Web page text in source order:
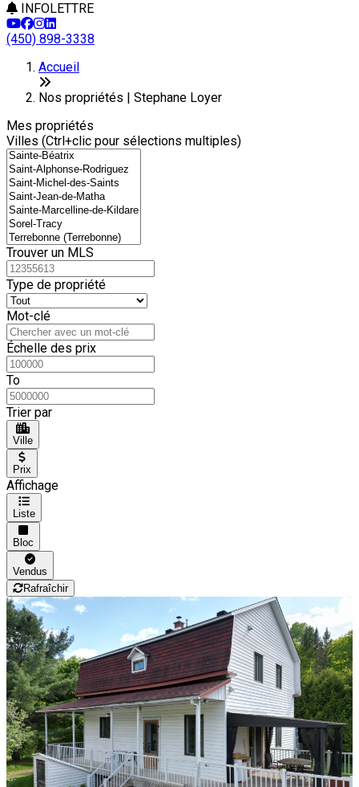
INFOLETTRE
(450) 898-3338
+
−
Accueil
Nos propriétés | Stephane Loyer
Mes propriétés
Villes (Ctrl+clic pour sélections multiples)
Trouver un MLS
Type de propriété
Mot-clé
Échelle des prix
To
Trier par
Ville
Prix
Affichage
Liste
Bloc
Vendus
Rafraîchir